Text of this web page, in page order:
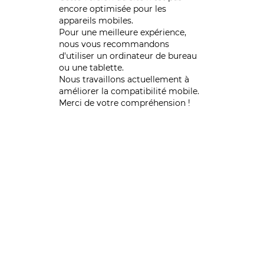
encore optimisée pour les
appareils mobiles.
Pour une meilleure expérience,
nous vous recommandons
d'utiliser un ordinateur de bureau
ou une tablette.
Nous travaillons actuellement à
améliorer la compatibilité mobile.
Merci de votre compréhension !